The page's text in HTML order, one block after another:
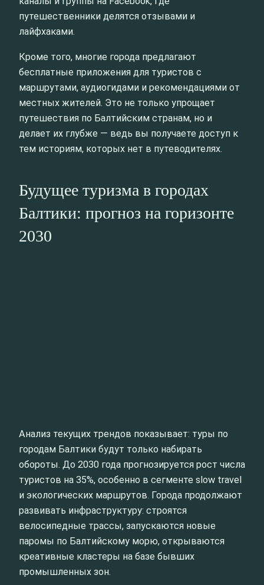
путешественники делятся отзывами и
лайфхаками.
Кроме того, многие города предлагают
бесплатные приложения для туристов с
маршрутами, аудиогидами и рекомендациями от
местных жителей. Это не только упрощает
путешествия по Балтийским странам, но и
делает их глубже — ведь вы получаете доступ к
тем историям, которых нет в путеводителях.
Будущее туризма в городах
Балтики: прогноз на горизонте
2030
Анализ текущих трендов показывает: туры по
городам Балтики будут только набирать
обороты. До 2030 года прогнозируется рост числа
туристов на 35%, особенно в сегменте slow travel
и экологических маршрутов. Города продолжают
развивать инфраструктуру: строятся
велосипедные трассы, запускаются новые
паромы по Балтийскому морю, открываются
креативные кластеры на базе бывших
промышленных зон.